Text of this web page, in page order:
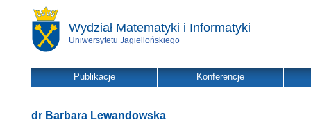
Wydział Matematyki i Informatyki
Uniwersytetu Jagiellońskiego
Publikacje Konferencje
dr Barbara Lewandowska